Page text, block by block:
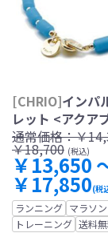
[CHRIO]インパ
レット <アクア
通常価格：￥
￥18,700 (税込)
￥13,650
￥17,850(税
ランニング マラソン
トレーニング 送料